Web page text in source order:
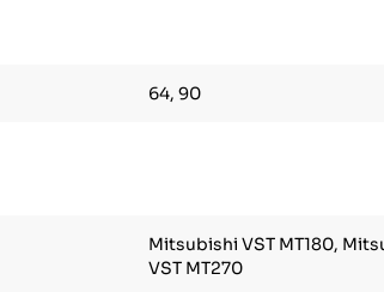
64, 90
Mitsubishi VST MT180,
VST MT270